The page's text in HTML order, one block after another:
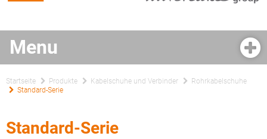
Startseite Produkte Kabelschuhe und Verbinder
Rohrkabelschuhe
Standard-Serie
Standard-Serie